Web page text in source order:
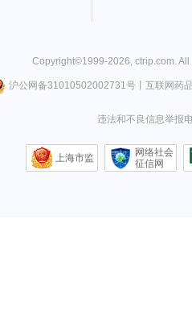
Copyright©1999-2026 ctrip.com .
沪公网备31010502002731号丨 互联网药
违法和不良信息举报
上海市监
网络社会
征信网